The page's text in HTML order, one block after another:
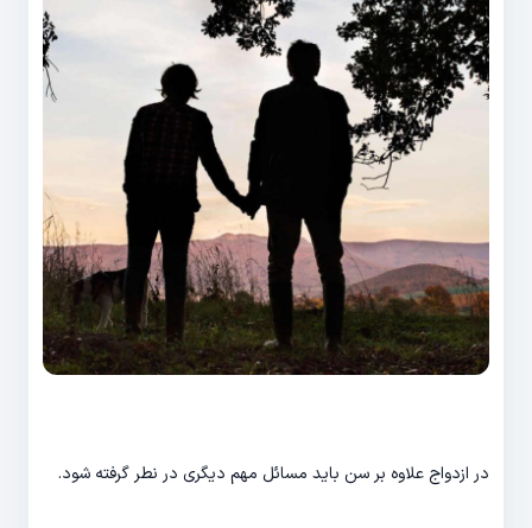
در ازدواج علاوه بر سن باید مسائل مهم دیگری در نطر گرفته شود.